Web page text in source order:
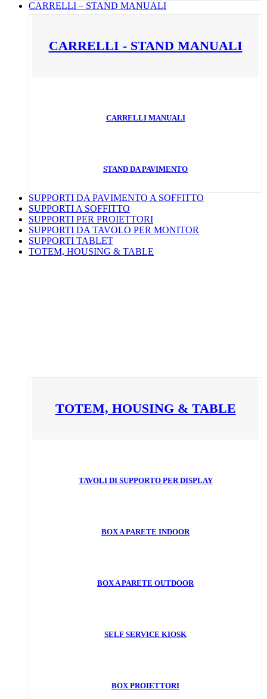
CARRELLI – STAND MANUALI
CARRELLI - STAND MANUALI
CARRELLI MANUALI
STAND DA PAVIMENTO
SUPPORTI DA PAVIMENTO A SOFFITTO
SUPPORTI A SOFFITTO
SUPPORTI PER PROIETTORI
SUPPORTI DA TAVOLO PER MONITOR
SUPPORTI TABLET
TOTEM, HOUSING & TABLE
TOTEM, HOUSING & TABLE
TAVOLI DI SUPPORTO PER DISPLAY
BOX A PARETE INDOOR
BOX A PARETE OUTDOOR
SELF SERVICE KIOSK
BOX PROIETTORI